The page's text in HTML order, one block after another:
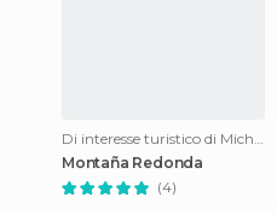
Di interesse turistico di Miches
Montaña Redonda
(4)